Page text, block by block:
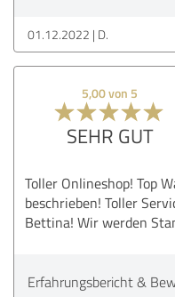
01.12.2022 D.
5,00 von 5
SEHR GUT
Toller Onlineshop! Top
beschrieben! Toller
Bettina! Wir werden
Erfahrungsbericht &